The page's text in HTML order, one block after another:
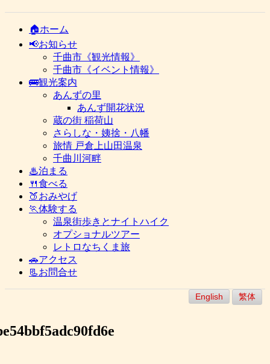
🏠ホーム
📢お知らせ
千曲市《観光情報》
千曲市《イベント情報》
🚌観光案内
あんずの里
あんず開花状況
蔵の街 稲荷山
さらしな・姨捨・八幡
旅情 戸倉上山田温泉
千曲川河畔
♨泊まる
🍴食べる
🍑おみやげ
🏃体験する
温泉街歩きとナイトハイク
オプショナルツアー
レトロなちくま旅
🚗アクセス
📃お問合せ
English 繁体